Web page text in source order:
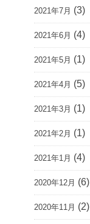
2021年7月 (3)
2021年6月 (4)
2021年5月 (1)
2021年4月 (5)
2021年3月 (1)
2021年2月 (1)
2021年1月 (4)
2020年12月 (6)
2020年11月 (2)